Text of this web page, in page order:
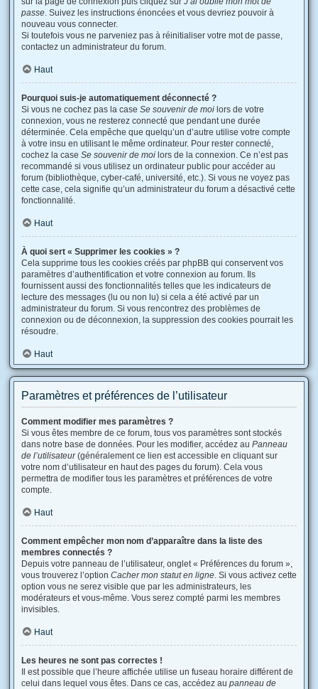
passe. Suivez les instructions énoncées et vous devriez pouvoir à
nouveau vous connecter.
Si toutefois vous ne parveniez pas à réinitialiser votre mot de passe,
contactez un administrateur du forum.
Haut
Pourquoi suis-je automatiquement déconnecté ?
Si vous ne cochez pas la case Se souvenir de moi lors de votre
connexion, vous ne resterez connecté que pendant une durée
déterminée. Cela empêche que quelqu’un d’autre utilise votre compte
à votre insu en utilisant le même ordinateur. Pour rester connecté,
cochez la case Se souvenir de moi lors de la connexion. Ce n’est pas
recommandé si vous utilisez un ordinateur public pour accéder au
forum (bibliothèque, cyber-café, université, etc.). Si vous ne voyez pas
cette case, cela signifie qu’un administrateur du forum a désactivé cette
fonctionnalité.
Haut
À quoi sert « Supprimer les cookies » ?
Cela supprime tous les cookies créés par phpBB qui conservent vos
paramètres d’authentification et votre connexion au forum. Ils
fournissent aussi des fonctionnalités telles que les indicateurs de
lecture des messages (lu ou non lu) si cela a été activé par un
administrateur du forum. Si vous rencontrez des problèmes de
connexion ou de déconnexion, la suppression des cookies pourrait les
résoudre.
Haut
Paramètres et préférences de l’utilisateur
Comment modifier mes paramètres ?
Si vous êtes membre de ce forum, tous vos paramètres sont stockés
dans notre base de données. Pour les modifier, accédez au Panneau
de l’utilisateur(généralement ce lien est accessible en cliquant sur
votre nom d’utilisateur en haut des pages du forum). Cela vous
permettra de modifier tous les paramètres et préférences de votre
compte.
Haut
Comment empêcher mon nom d’apparaître dans la liste des
membres connectés ?
Depuis votre panneau de l’utilisateur, onglet « Préférences du forum »,
vous trouverez l’option Cacher mon statut en ligne. Si vous activez cette
option vous ne serez visible que par les administrateurs, les
modérateurs et vous-même. Vous serez compté parmi les membres
invisibles.
Haut
Les heures ne sont pas correctes !
Il est possible que l’heure affichée utilise un fuseau horaire différent de
celui dans lequel vous êtes. Dans ce cas, accédez au panneau de